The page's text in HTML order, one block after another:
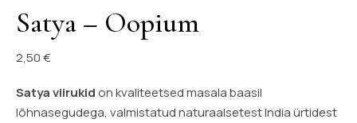
Satya – Oopium
2,50€
Satya viirukid on kvaliteetsed masala baasil
lõhnasegudega, valmistatud naturaalsetest India ürtidest